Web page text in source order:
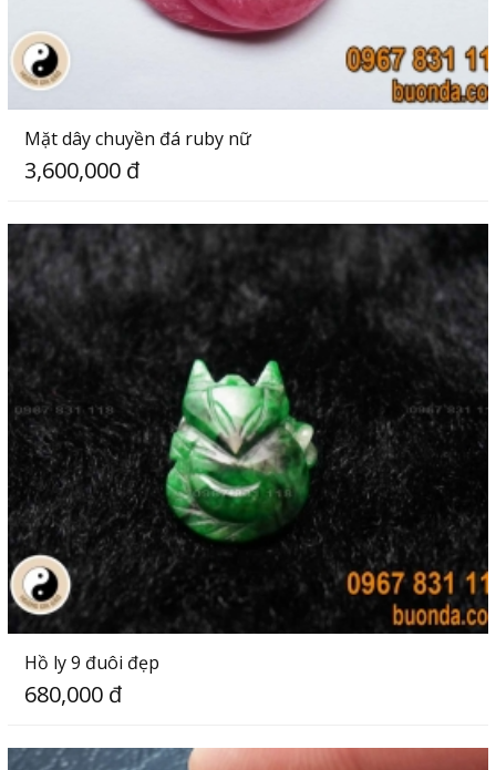
Mặt dây chuyền đá ruby nữ
3,600,000 đ
Hồ ly 9 đuôi đẹp
680,000 đ